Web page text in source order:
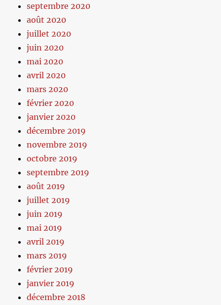
septembre 2020
août 2020
juillet 2020
juin 2020
mai 2020
avril 2020
mars 2020
février 2020
janvier 2020
décembre 2019
novembre 2019
octobre 2019
septembre 2019
août 2019
juillet 2019
juin 2019
mai 2019
avril 2019
mars 2019
février 2019
janvier 2019
décembre 2018